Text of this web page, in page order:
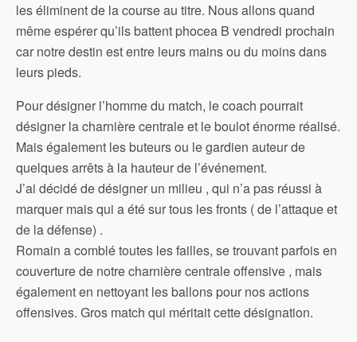
les éliminent de la course au titre. Nous allons quand
même espérer qu’ils battent phocea B vendredi prochain
car notre destin est entre leurs mains ou du moins dans
leurs pieds.
Pour désigner l’homme du match, le coach pourrait
désigner la charnière centrale et le boulot énorme réalisé.
Mais également les buteurs ou le gardien auteur de
quelques arrêts à la hauteur de l’événement.
J’ai décidé de désigner un milieu , qui n’a pas réussi à
marquer mais qui a été sur tous les fronts ( de l’attaque et
de la défense) .
Romain a comblé toutes les failles, se trouvant parfois en
couverture de notre charnière centrale offensive , mais
également en nettoyant les ballons pour nos actions
offensives. Gros match qui méritait cette désignation.